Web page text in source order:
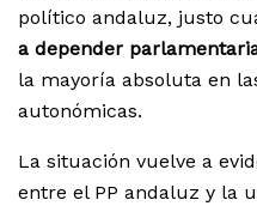
político andaluz, justo
a depender
la mayoría absoluta en
autonómicas.
La situación vuelve a
entre el PP andaluz y la